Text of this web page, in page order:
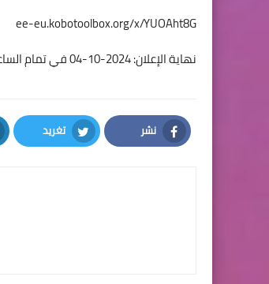
ee-eu.kobotoolbox.org/x/YUOAht8G
نهاية الإعلان: 2024-10-04 في تمام الساعة 11:59 مساءً بتوقيت سوريا
نشر
Facebook
تغريد
Twitter